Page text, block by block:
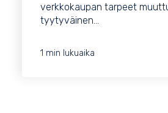
verkkokaupan tarpeet
tyytyväinen...
1 min lukuaika